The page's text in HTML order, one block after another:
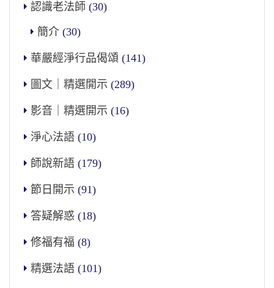
認識老法師 (30)
簡介 (30)
華嚴經淨行品偈頌 (141)
圖文｜精選開示 (289)
影音｜精選開示 (16)
淨心法語 (10)
師說新語 (179)
節日開示 (91)
答疑解惑 (18)
修福有福 (8)
精選法語 (101)